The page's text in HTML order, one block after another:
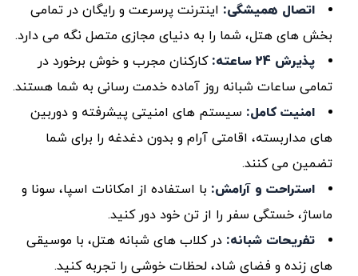
اتصال همیشگی: اینترنت پرسرعت و رایگان در تمامی
بخش‌ های هتل، شما را به دنیای مجازی متصل نگه می ‌دارد.
پذیرش 24 ساعته: کارکنان مجرب و خوش ‌برخورد در
تمامی ساعات شبانه ‌روز آماده خدمت ‌رسانی به شما هستند.
امنیت کامل: سیستم ‌های امنیتی پیشرفته و دوربین‌
های مداربسته، اقامتی آرام و بدون دغدغه را برای شما
تضمین می ‌کنند.
استراحت و آرامش: با استفاده از امکانات اسپا، سونا و
ماساژ، خستگی سفر را از تن خود دور کنید.
تفریحات شبانه: در کلاب ‌های شبانه هتل، با موسیقی
‌های زنده و فضای شاد، لحظات خوشی را تجربه کنید.